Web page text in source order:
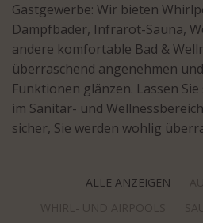
Gastgewerbe: Wir bieten
Dampfbäder, Infrarot-Sauna,
andere komfortable Bad &
überraschend angenehmen
Funktionen glänzen. Lassen
im Sanitär- und
sicher, Sie werden wohlig
ALLE ANZEIGEN